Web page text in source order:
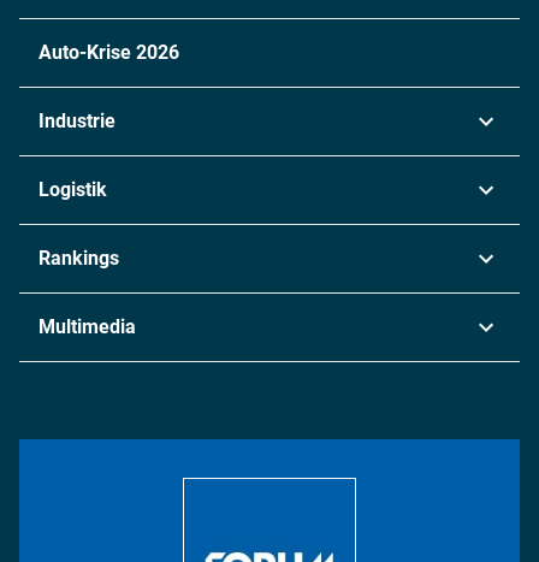
Auto-Krise 2026
Industrie
Chemie
Metall
Energie
Logistik
Rankings
Multimedia